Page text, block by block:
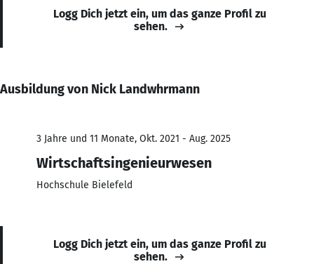
Logg Dich jetzt ein, um das ganze Profil zu
sehen.
Ausbildung von Nick Landwhrmann
3 Jahre und 11 Monate, Okt. 2021 - Aug. 2025
Wirtschaftsingenieurwesen
Hochschule Bielefeld
Logg Dich jetzt ein, um das ganze Profil zu
sehen.